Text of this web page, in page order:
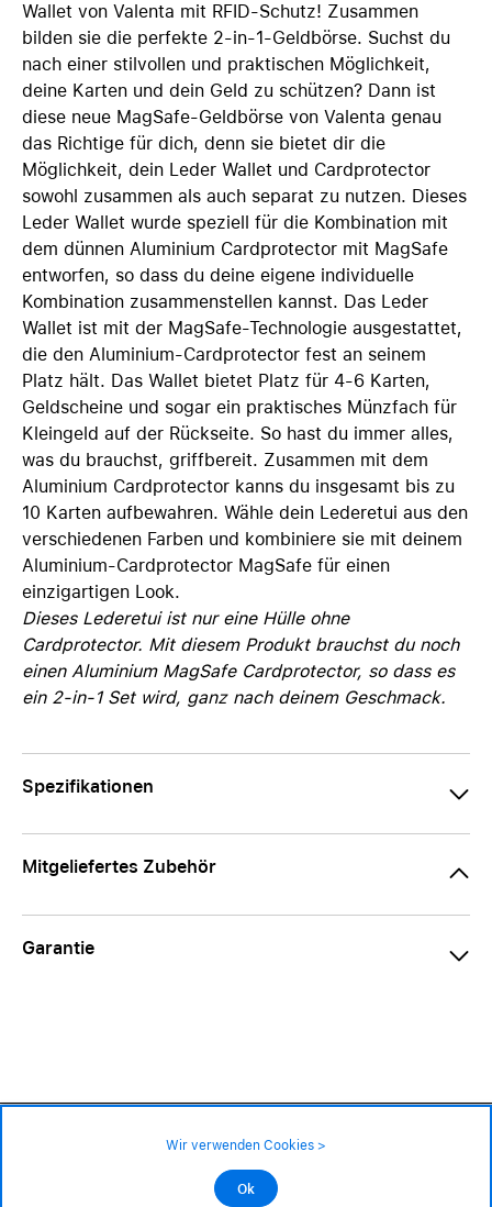
Wallet von Valenta mit RFID-Schutz! Zusammen
bilden sie die perfekte 2-in-1-Geldbörse. Suchst du
nach einer stilvollen und praktischen Möglichkeit,
deine Karten und dein Geld zu schützen? Dann ist
diese neue MagSafe-Geldbörse von Valenta genau
das Richtige für dich, denn sie bietet dir die
Möglichkeit, dein Leder Wallet und Cardprotector
sowohl zusammen als auch separat zu nutzen. Dieses
Leder Wallet wurde speziell für die Kombination mit
dem dünnen Aluminium Cardprotector mit MagSafe
entworfen, so dass du deine eigene individuelle
Kombination zusammenstellen kannst. Das Leder
Wallet ist mit der MagSafe-Technologie ausgestattet,
die den Aluminium-Cardprotector fest an seinem
Platz hält. Das Wallet bietet Platz für 4-6 Karten,
Geldscheine und sogar ein praktisches Münzfach für
Kleingeld auf der Rückseite. So hast du immer alles,
was du brauchst, griffbereit. Zusammen mit dem
Aluminium Cardprotector kanns du insgesamt bis zu
10 Karten aufbewahren. Wähle dein Lederetui aus den
verschiedenen Farben und kombiniere sie mit deinem
Aluminium-Cardprotector MagSafe für einen
einzigartigen Look.
Dieses Lederetui ist nur eine Hülle ohne
Cardprotector. Mit diesem Produkt brauchst du noch
einen Aluminium MagSafe Cardprotector, so dass es
ein 2-in-1 Set wird, ganz nach deinem Geschmack.
Spezifikationen
Mitgeliefertes Zubehör
Garantie
©2026 Alle Rechte sind vorbehalten
In den Warenkorb
Wir verwenden Cookies >
Ok